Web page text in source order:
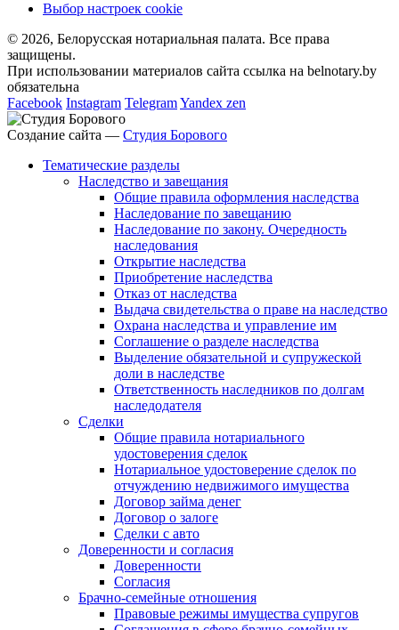
Выбор настроек cookie
© 2026, Белорусская нотариальная палата. Все права
защищены.
При использовании материалов сайта ссылка на belnotary.by
обязательна
Facebook Instagram TelegramYandex zen
Создание сайта — Студия Борового
Тематические разделы
Наследство и завещания
Общие правила оформления наследства
Наследование по завещанию
Наследование по закону. Очередность
наследования
Открытие наследства
Приобретение наследства
Отказ от наследства
Выдача свидетельства о праве на наследство
Охрана наследства и управление им
Соглашение о разделе наследства
Выделение обязательной и супружеской
доли в наследстве
Ответственность наследников по долгам
наследодателя
Сделки
Общие правила нотариального
удостоверения сделок
Нотариальное удостоверение сделок по
отчуждению недвижимого имущества
Договор займа денег
Договор о залоге
Сделки с авто
Доверенности и согласия
Доверенности
Согласия
Брачно-семейные отношения
Правовые режимы имущества супругов